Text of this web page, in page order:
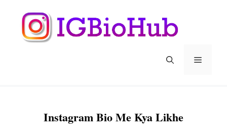
Content
Menu
Instagram Bio Me Kya Likhe